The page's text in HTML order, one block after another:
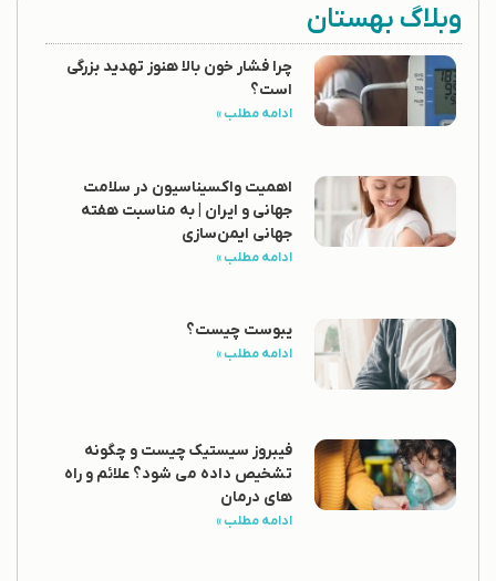
وبلاگ بهستان
چرا فشار خون بالا هنوز تهدید بزرگی
است؟
ادامه مطلب »
اهمیت واکسیناسیون در سلامت
جهانی و ایران | به مناسبت هفته
جهانی ایمن‌سازی
ادامه مطلب »
یبوست چیست؟
ادامه مطلب »
فیبروز سیستیک چیست و چگونه
تشخیص داده می شود؟ علائم و راه
های درمان
ادامه مطلب »